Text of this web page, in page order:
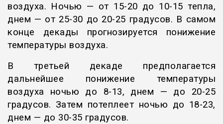
воздуха. Ночью — от 15-20 до 10-15 тепла,
днем — от 25-30 до 20-25 градусов. В самом
конце декады прогнозируется понижение
температуры воздуха.
В третьей декаде предполагается
дальнейшее понижение температуры
воздуха ночью до 8-13, днем — до 20-25
градусов. Затем потеплеет ночью до 18-23,
днем — до 30-35 градусов.